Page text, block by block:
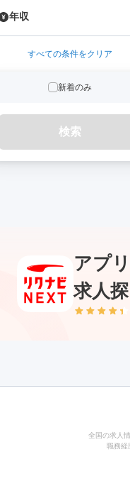
年収
すべての条件をクリア
新着のみ
検索
アプ
求人
全国の求人
職務経